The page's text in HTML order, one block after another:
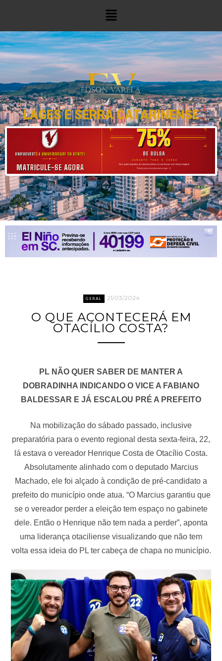
LAGES E SERRA CATARINENSE
GERAL 21/03/2024
O QUE ACONTECERÁ EM
OTACÍLIO COSTA?
PL NÃO QUER SABER DE MANTER A
DOBRADINHA INDICANDO O VICE A FABIANO
BALDESSAR E JÁ ESCALOU PRÉ A PREFEITO
Na mobilização do sábado passado, inclusive
preparatória para o evento regional desta sexta-feira, 22,
lá estava o vereador Henrique Costa de Otacílio Costa.
Absolutamente alinhado com o deputado Marcius
Machado, ele foi alçado à condição de pré-candidato a
prefeito do município onde atua. “O Marcius garantiu que
se o vereador perder a eleição tem espaço no gabinete
dele. Então o Henrique não tem nada a perder”, aponta
uma liderança otaciliense visualizando que não tem
volta essa ideia do PL ter cabeça de chapa no município.